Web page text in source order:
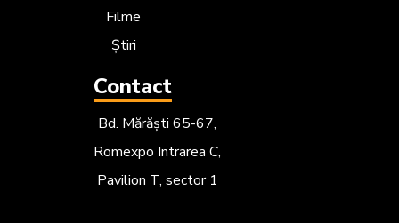
Filme
Știri
Contact
Bd. Mărăști 65-67,
Romexpo Intrarea C,
Pavilion T, sector 1